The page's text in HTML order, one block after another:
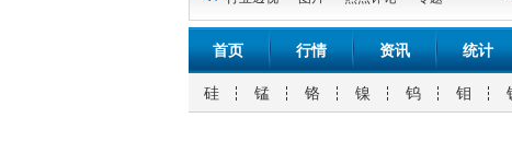
首页 行情 资讯 统计
硅 锰 铬 镍 钨 钼